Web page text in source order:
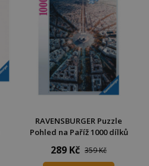
RAVENSBURGER Puzzle
Pohled na Paříž 1000 dílků
289 Kč 359 Kč